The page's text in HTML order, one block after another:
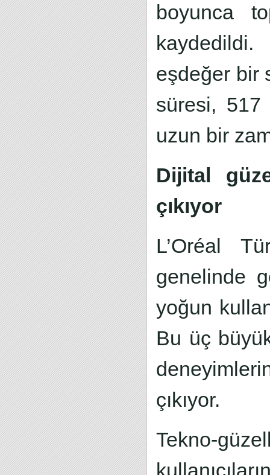
boyunca
eşdeğer bir
süresi,
uzun bir
Dijital
çıkıyor
L’Oréal
genelinde
yoğun
Bu üç
çıkıyor.
Tekno-